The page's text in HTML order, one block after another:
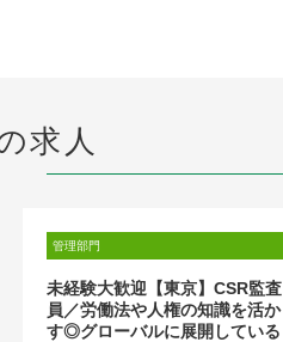
求人
管理部門
未経験大歓迎【東京】CSR監査
員／労働法や人権の知識を活か
す◎グローバルに展開している